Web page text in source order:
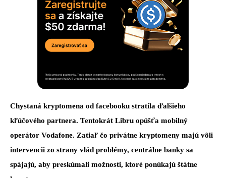
Chystaná kryptomena od facebooku stratila ďalšieho
kľúčového partnera. Tentokrát Libru opúšťa mobilný
operátor Vodafone. Zatiaľ čo privátne kryptomeny majú vôli
intervencii zo strany vlád problémy, centrálne banky sa
spájajú, aby preskúmali možnosti, ktoré ponúkajú štátne